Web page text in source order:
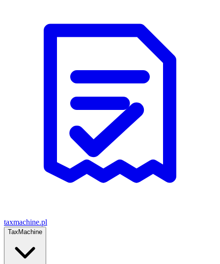
taxmachine.pl
TaxMachine